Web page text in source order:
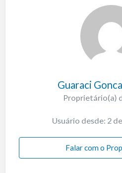
Guaraci
Proprietário(a)
Usuário desde: 2
Falar com o